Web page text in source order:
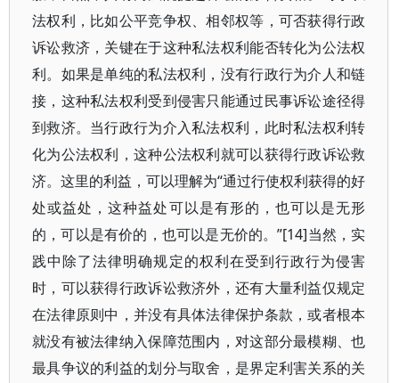
法权利，比如公平竞争权、相邻权等，可否获得行政
诉讼救济，关键在于这种私法权利能否转化为公法权
利。如果是单纯的私法权利，没有行政行为介人和链
接，这种私法权利受到侵害只能通过民事诉讼途径得
到救济。当行政行为介入私法权利，此时私法权利转
化为公法权利，这种公法权利就可以获得行政诉讼救
济。这里的利益，可以理解为“通过行使权利获得的好
处或益处，这种益处可以是有形的，也可以是无形
的，可以是有价的，也可以是无价的。”[14]当然，实
践中除了法律明确规定的权利在受到行政行为侵害
时，可以获得行政诉讼救济外，还有大量利益仅规定
在法律原则中，并没有具体法律保护条款，或者根本
就没有被法律纳入保障范围内，对这部分最模糊、也
最具争议的利益的划分与取舍，是界定利害关系的关